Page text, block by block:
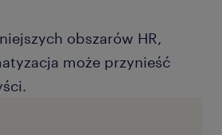
obszarów HR,
może przynieść